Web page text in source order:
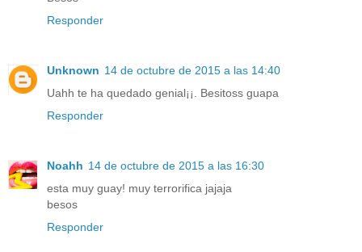
Responder
Unknown 14 de octubre de 2015 a las 14:40
Uahh te ha quedado genial¡¡. Besitoss guapa
Responder
Noahh 14 de octubre de 2015 a las 16:30
esta muy guay! muy terrorifica jajaja
besos
Responder